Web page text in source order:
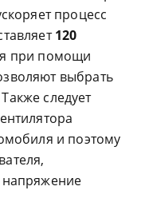
процесс
120
при помощи
выбрать
следует
и поэтому
напряжение